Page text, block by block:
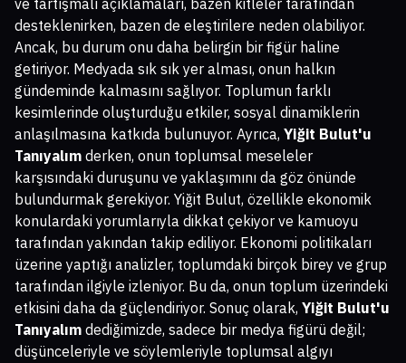
ve tartışmalı açıklamaları, bazen kitleler tarafından
desteklenirken, bazen de eleştirilere neden olabiliyor.
Ancak, bu durum onu daha belirgin bir figür haline
getiriyor. Medyada sık sık yer alması, onun halkın
gündeminde kalmasını sağlıyor. Toplumun farklı
kesimlerinde oluşturduğu etkiler, sosyal dinamiklerin
anlaşılmasına katkıda bulunuyor. Ayrıca, Yiğit Bulut'u
Tanıyalım derken, onun toplumsal meseleler
karşısındaki duruşunu ve yaklaşımını da göz önünde
bulundurmak gerekiyor. Yiğit Bulut, özellikle ekonomik
konulardaki yorumlarıyla dikkat çekiyor ve kamuoyu
tarafından yakından takip ediliyor. Ekonomi politikaları
üzerine yaptığı analizler, toplumdaki birçok birey ve grup
tarafından ilgiyle izleniyor. Bu da, onun toplum üzerindeki
etkisini daha da güçlendiriyor. Sonuç olarak, Yiğit Bulut'u
Tanıyalım dediğimizde, sadece bir medya figürü değil;
düşünceleriyle ve söylemleriyle toplumsal algıyı